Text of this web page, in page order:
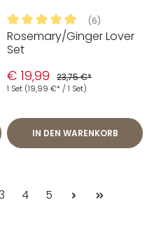
von 5 von 5 Sternen
Durchschnittliche
(6)
Rosemary/Ginger Lover
Set
€ 19,99 23,75 €*
1 Set (19,99 €* / 1 Set)
IN DEN WARENKORB
Seite
4 Seite
5